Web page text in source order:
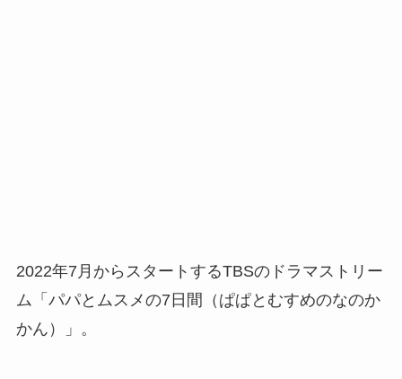
2022年7月からスタートするTBSのドラマストリー
ム「パパとムスメの7日間（ぱぱとむすめのなのか
かん）」。